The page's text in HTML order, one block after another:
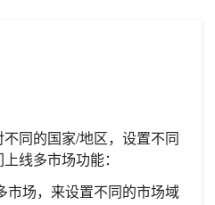
同的国家/地区，设置不同
线多市场功能：
市场，来设置不同的市场域